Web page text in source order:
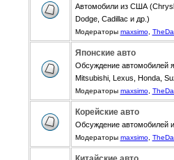
Автомобили из США
Dodge, Cadillac и др.)
Модераторы maxsimo,
Японские авто
Обсуждение автомобилей
Mitsubishi, Lexus, Honda,
Модераторы maxsimo,
Корейские авто
Обсуждение автомобилей
Модераторы maxsimo,